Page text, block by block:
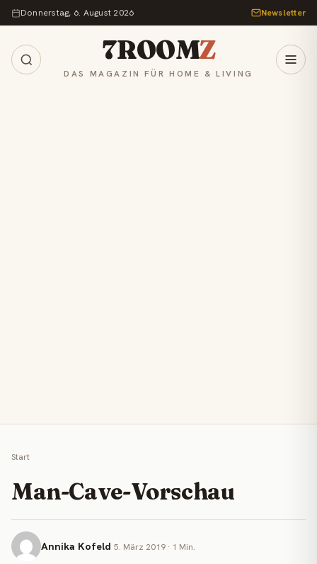
Zum Inhalt springen
Donnerstag, 6. August 2026 Newsletter
7ROOMZ
DAS MAGAZIN FÜR HOME & LIVING
Start
Man-Cave-Vorschau
Annika Kofeld 5. März 2019 · 1 Min.